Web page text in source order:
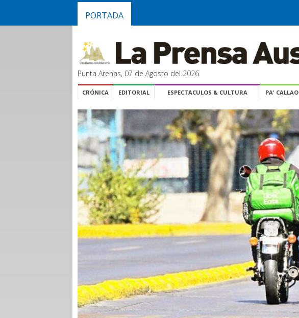
PORTADA
Punta Arenas, 07 de Agosto del 2026
CRÓNICA EDITORIAL ESPECTACULOS & CULTURA PA' CALLAO